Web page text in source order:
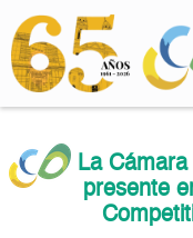
La
presente